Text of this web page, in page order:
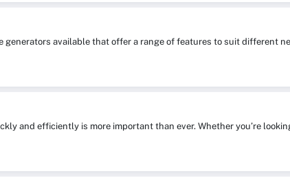
generators available that offer a range of features to suit different
and efficiently is more important than ever. Whether you’re